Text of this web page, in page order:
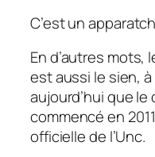
C’est un
En d’autres mots,
est aussi le sien,
aujourd’hui que
commencé en
officielle de l’Unc.